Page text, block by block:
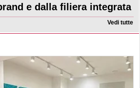
e dalla filiera integrata
Vedi tutte